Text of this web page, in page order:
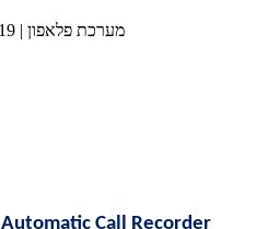
מערכת פלאפון | 02/01/19 | 14:09 | זמן קריאה: דקה
Automatic Call Recorder